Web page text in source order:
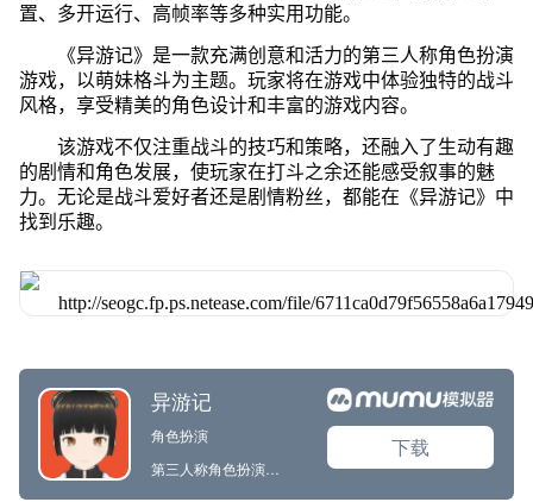
置、多开运行、高帧率等多种实用功能。
《异游记》是一款充满创意和活力的第三人称角色扮演
游戏，以萌妹格斗为主题。玩家将在游戏中体验独特的战斗
风格，享受精美的角色设计和丰富的游戏内容。
该游戏不仅注重战斗的技巧和策略，还融入了生动有趣
的剧情和角色发展，使玩家在打斗之余还能感受叙事的魅
力。无论是战斗爱好者还是剧情粉丝，都能在《异游记》中
找到乐趣。